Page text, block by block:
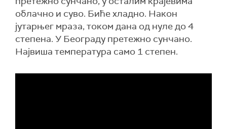
облачно и суво. Биће хладно. Након
јутарњег мраза, током дана од нуле до 4
степена. У Београду претежно сунчано.
Највиша температура само 1 степен.